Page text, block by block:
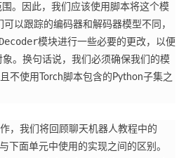
。
因此，我们应该使用脚本将这个模
可以跟踪的编码器和解码器模型不同，
模块进行一些必要的更改，以便
。 换句话说，我们必须确保我们的模
不使用Torch脚本包含的Python子集之
，我们将回顾聊天机器人教程中的
下面单元中使用的实现之间的区别。